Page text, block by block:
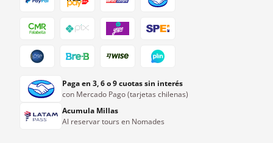
Paga en 3, 6 o 9 cuotas sin interés
con Mercado Pago (tarjetas chilenas)
Acumula Millas
Al reservar tours en Nomades